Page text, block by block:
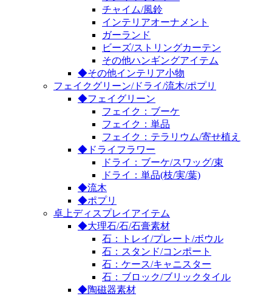
チャイム/風鈴
インテリアオーナメント
ガーランド
ビーズ/ストリングカーテン
その他ハンギングアイテム
◆その他インテリア小物
フェイクグリーン/ドライ/流木/ポプリ
◆フェイグリーン
フェイク：ブーケ
フェイク：単品
フェイク：テラリウム/寄せ植え
◆ドライフラワー
ドライ：ブーケ/スワッグ/束
ドライ：単品(枝/実/葉)
◆流木
◆ポプリ
卓上ディスプレイアイテム
◆大理石/石/石膏素材
石：トレイ/プレート/ボウル
石：スタンド/コンポート
石：ケース/キャニスター
石：ブロック/ブリックタイル
◆陶磁器素材